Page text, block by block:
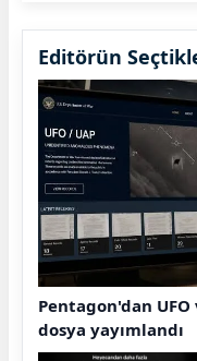
Editörün
Pentagon'dan
dosya yayımlandı